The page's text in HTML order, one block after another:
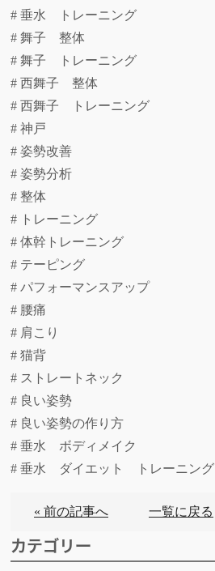
# 垂水 トレーニング
# 舞子 整体
# 舞子 トレーニング
# 西舞子 整体
# 西舞子 トレーニング
# 神戸
# 姿勢改善
# 姿勢分析
# 整体
# トレーニング
# 体幹トレーニング
# テーピング
# パフォーマンスアップ
# 腰痛
# 肩こり
# 猫背
# ストレートネック
# 良い姿勢
# 良い姿勢の作り方
# 垂水 ボディメイク
# 垂水 ダイエット トレーニング
« 前の記事へ 一覧に戻る
カテゴリー